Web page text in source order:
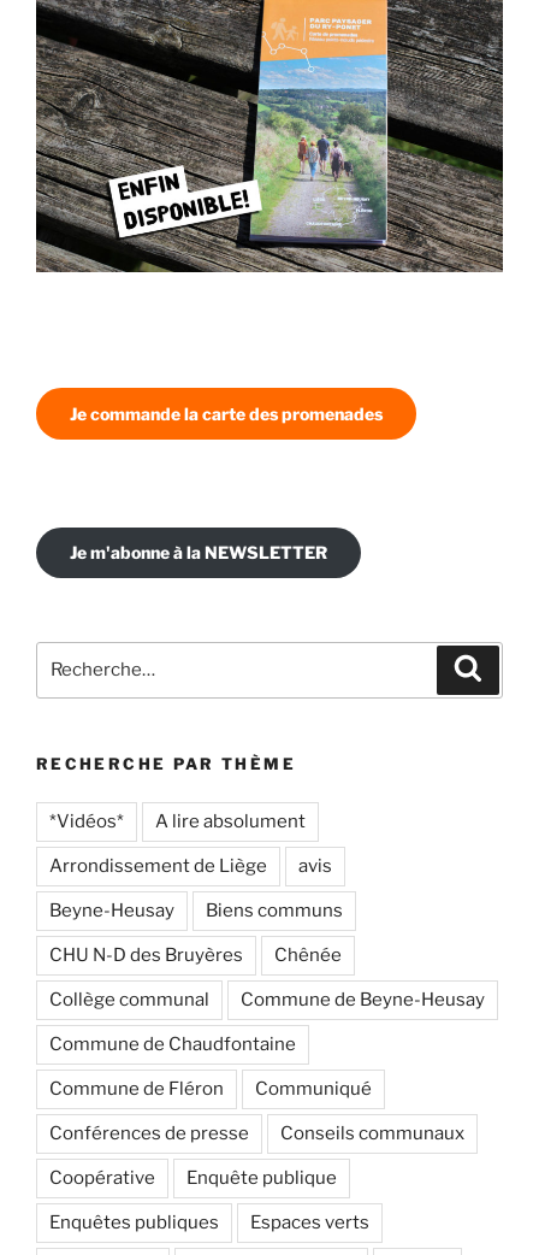
Je commande la carte des promenades
Je m'abonne à la NEWSLETTER
pour
RECHERCHE PAR THÈME
*Vidéos* A lire absolument
Arrondissement de Liège avis
Beyne-Heusay Biens communs
CHU N-D des Bruyères Chênée
Collège communal Commune de Beyne-Heusay
Commune de Chaudfontaine
Commune de Fléron Communiqué
Conférences de presse Conseils communaux
Coopérative Enquête publique
Enquêtes publiques Espaces verts